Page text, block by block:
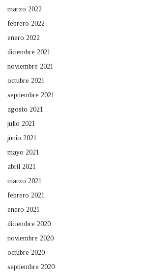
marzo 2022
febrero 2022
enero 2022
diciembre 2021
noviembre 2021
octubre 2021
septiembre 2021
agosto 2021
julio 2021
junio 2021
mayo 2021
abril 2021
marzo 2021
febrero 2021
enero 2021
diciembre 2020
noviembre 2020
octubre 2020
septiembre 2020